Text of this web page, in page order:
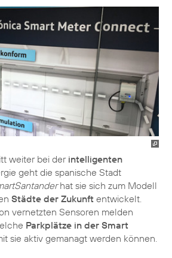
weiter bei derintelligenten
geht die spanische Stadt
hat sie sich zum Modell
Städte der Zukunft entwickelt.
vernetzten Sensoren melden
Parkplätze in der Smart
sie aktiv gemanagt werden können.